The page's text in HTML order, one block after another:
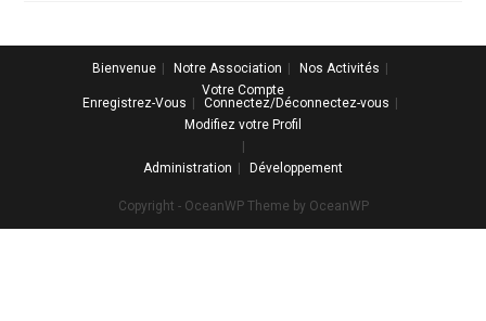
Bienvenue Notre Association
Nos Activités
Votre Compte
Enregistrez-Vous
Connectez/Déconnectez-vous
Modifiez votre Profil
Administration Développement
Copyright - OceanWP Theme by OceanWP